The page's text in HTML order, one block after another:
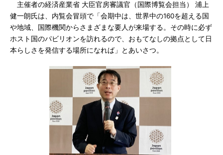
主催者の経済産業省 大臣官房審議官（国際博覧会担当） 浦上
健一朗氏は、内覧会冒頭で「会期中は、世界中の160を超える国
や地域、国際機関からさまざまな要人が来場する。その時に必ず
ホスト国のパビリオンを訪れるので、おもてなしの拠点として日
本らしさを発信する場所になれば」とあいさつ。